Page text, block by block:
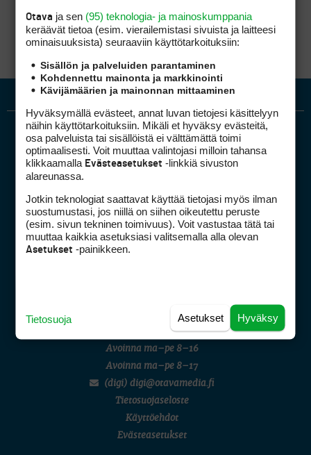
pääkaupunkiseudulla.
Golfpiste mediakortti
Mediahinnasto
Tietoa verkon kävijöistä
(09) 156 6227
Avoinna ma–pe 8–16
Avoinna ma–pe 8–17
(digi) digi@otavamedia.fi
Tietosuojaseloste
Käyttöehdot
Evästeasetukset
Otava ja sen (95) teknologia- ja mainoskumppania
keräävät tietoa (esim. vierailemis­tasi sivuista ja laitteesi
ominaisuuk­sista) seuraaviin käyttötarkoituksiin:
Sisällön ja palveluiden parantaminen
Kohdennettu mainonta ja markkinointi
Kävijämäärien ja mainonnan mittaaminen
Hyväksymällä evästeet, annat luvan tietojesi käsittelyyn
näihin käyttötarkoituksiin. Mikäli et hyväksy evästeitä,
osa palveluista tai sisällöistä ei välttämättä toimi
optimaalisesti. Voit muuttaa valintojasi milloin tahansa
klikkaamalla Evästeasetukset -linkkiä sivuston
alareunassa.
Jotkin teknologiat saattavat käyttää tietojasi myös ilman
suostumustasi, jos niillä on siihen oikeutettu peruste
(esim. sivun tekninen toimivuus). Voit vastustaa tätä tai
muuttaa kaikkia asetuksiasi valitsemalla alla olevan
Asetukset -painikkeen.
Hyväksy
Asetukset
Tietosuoja